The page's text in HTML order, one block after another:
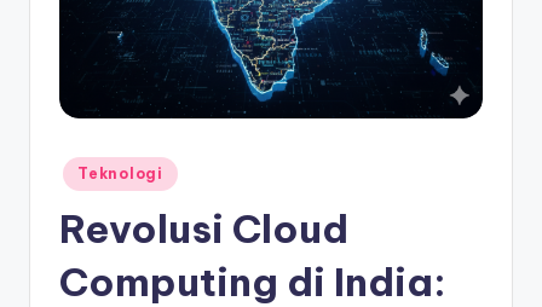
Posted
in
Teknologi
Revolusi Cloud
Computing di India: